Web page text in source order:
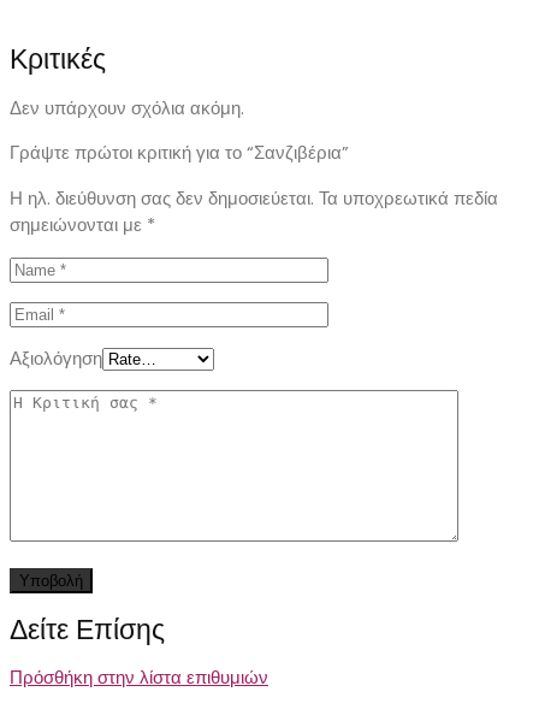
Κριτικές
Δεν υπάρχουν σχόλια ακόμη.
Γράψτε πρώτοι κριτική για το “Σανζιβέρια”
Η ηλ. διεύθυνση σας δεν δημοσιεύεται. Τα υποχρεωτικά πεδία
σημειώνονται με *
Αξιολόγηση
Δείτε Επίσης
Πρόσθήκη στην λίστα επιθυμιών